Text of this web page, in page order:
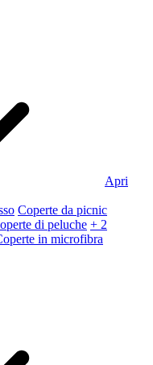
Apri
Coperte da picnic
di peluche + 2
in microfibra